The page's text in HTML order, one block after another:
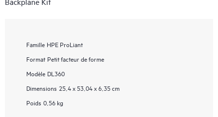
Famille HPE ProLiant
Format Petit facteur de forme
Modèle DL360
Dimensions 25,4 x 53,04 x 6,35 cm
Poids 0,56 kg